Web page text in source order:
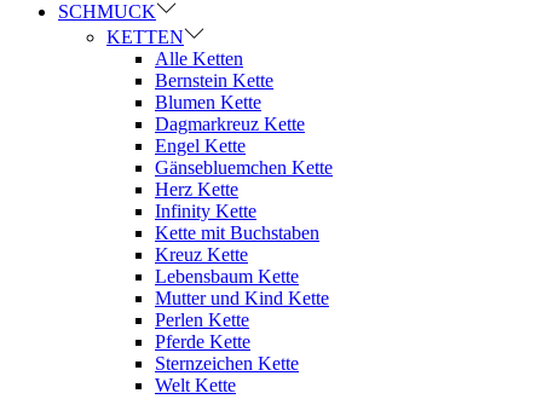
SCHMUCK
KETTEN
Alle Ketten
Bernstein Kette
Blumen Kette
Dagmarkreuz Kette
Engel Kette
Gänsebluemchen Kette
Herz Kette
Infinity Kette
Kette mit Buchstaben
Kreuz Kette
Lebensbaum Kette
Mutter und Kind Kette
Perlen Kette
Pferde Kette
Sternzeichen Kette
Welt Kette